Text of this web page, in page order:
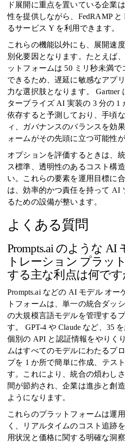
ド展開に重点を置いている企業
性を提供しながら、FedRAMP
るサービス Y を利用できます。
これらの機能以外にも、展開速
別化要因となります。たとえば
ットフォームは 50 ミリ秒未満
できるため、遅延に敏感なアプ
力な選択肢となります。 Gartner
タープライズ AI 実装の 3 分の 1
依存すると予測しており、手頃
ィ、ガバナンスのバランスを効
ォームがその先頭に立つ可能性が
オプションを評価するときは、
ス標準、透明性のあるコスト構
い。これらの要素を運用目標に
は、効率的かつ責任を持って AI
るための設備が整います。
よくある質問
Prompts.ai のような AI
トレーション プラッ
する主な利点は何です
Prompts.ai などの AI モデル オー
トフォームは、単一の統合ダッ
の大規模言語モデルを管理する
す。 GPT-4 や Claude など、35
個別の API と認証情報をやりく
ムはすべてのモデルにわたるプ
プを 1 か所で簡単に作成、テス
す。これにより、統合の煩わし
間が節約され、企業は進歩と創
ようになります。
これらのプラットフォームは運
く、リアルタイムのコスト追跡
用状況と価格に関する明確な洞